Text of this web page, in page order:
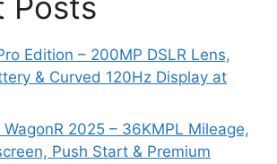
Edition – 200MP DSLR Lens,
& Curved 120Hz Display at
2025 – 36KMPL Mileage,
Push Start & Premium